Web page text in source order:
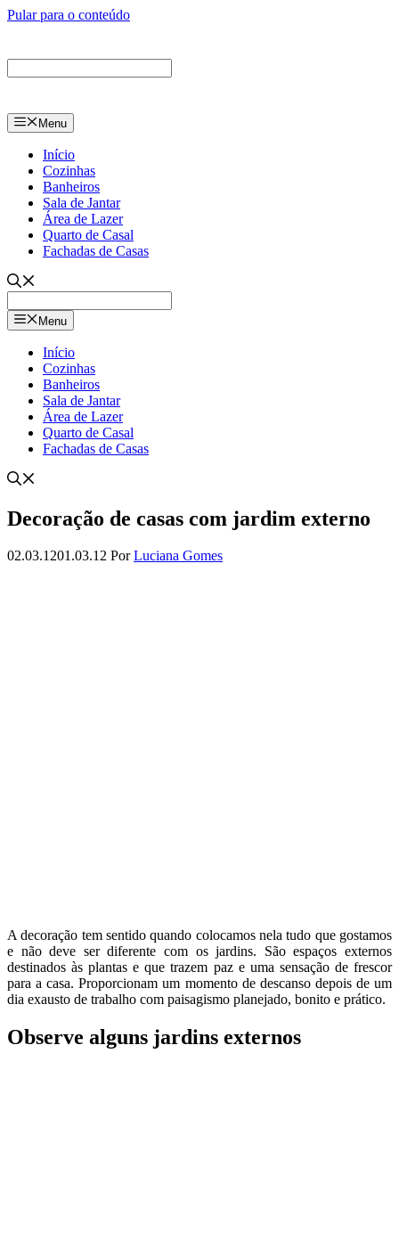
Pular para o conteúdo
Menu
Início
Cozinhas
Banheiros
Sala de Jantar
Área de Lazer
Quarto de Casal
Fachadas de Casas
Menu
Início
Cozinhas
Banheiros
Sala de Jantar
Área de Lazer
Quarto de Casal
Fachadas de Casas
Decoração de casas com jardim externo
02.03.1201.03.12 PorLuciana Gomes
A decoração tem sentido quando colocamos nela tudo que gostamos
e não deve ser diferente com os jardins. São espaços externos
destinados às plantas e que trazem paz e uma sensação de frescor
para a casa. Proporcionam um momento de descanso depois de um
dia exausto de trabalho com paisagismo planejado, bonito e prático.
Observe alguns jardins externos